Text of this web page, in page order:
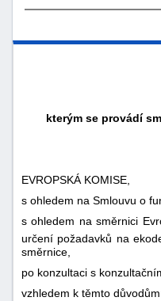
kterým se provádí
EVROPSKÁ KOMISE,
s ohledem na Smlouvu o
s ohledem na směrnici
určení požadavků na
směrnice,
po konzultaci s
vzhledem k těmto